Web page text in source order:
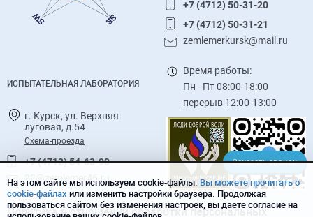
Заказать звонок
+7 (4712) 50-31-20
+7 (4712) 50-31-21
zemlemerkursk@mail.ru
ИСПЫТАТЕЛЬНАЯ ЛАБОРАТОРИЯ
г. Курск, ул. Верхняя
луговая, д.54
Схема-проезда
+7 (4712) 54-63-90
22@zemlemer46.ru
Время работы:
Пн - Пт 08:00-18:00
перерыв 12:00-13:00
Политика в отношении обработки персональных
На этом сайте мы используем cookie-файлы. Вы можете прочитать о
cookie-файлах или изменить настройки браузера. Продолжая
пользоваться сайтом без изменения настроек, вы даете согласие на